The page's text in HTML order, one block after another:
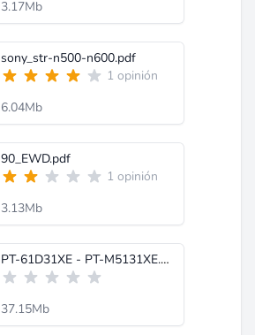
3.17Mb
sony_str-n500-n600.pdf
1 opinión
6.04Mb
90_EWD.pdf
1 opinión
3.13Mb
PT-61D31XE - PT-M5131XE.rar
37.15Mb